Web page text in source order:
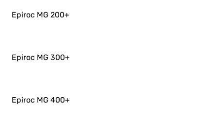
Epiroc MG 200+
Epiroc MG 300+
Epiroc MG 400+